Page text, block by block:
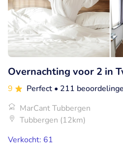
Overnachting voor 2 in
9 Perfect • 211
MarCant Tubbergen
Tubbergen (12km)
Verkocht: 61